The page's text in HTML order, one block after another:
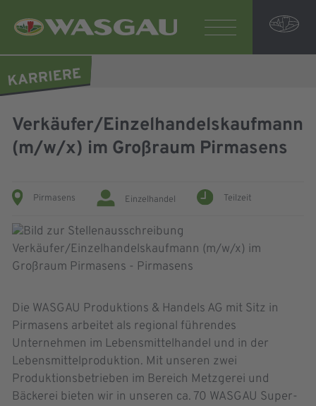
Verkäufer/Einzelhandelskaufmann
(m/w/x) im Großraum Pirmasens
Pirmasens Einzelhandel Teilzeit
Die WASGAU Produktions & Handels AG mit Sitz in
Pirmasens arbeitet als regional führendes
Unternehmen im Lebensmittelhandel und in der
Lebensmittelproduktion. Mit unseren zwei
Produktionsbetrieben im Bereich Metzgerei und
Bäckerei bieten wir in unseren ca. 70 WASGAU Super-